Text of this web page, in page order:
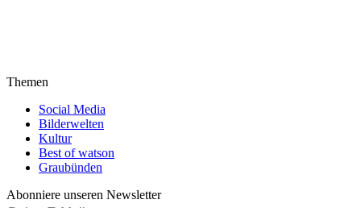
Themen
Social Media
Bilderwelten
Kultur
Best of watson
Graubünden
Abonniere unseren Newsletter